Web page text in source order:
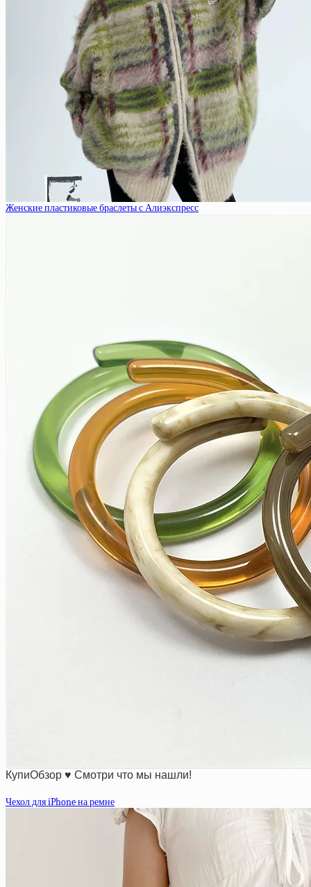
Женские пластиковые браслеты с Алиэкспресс
КупиОбзор ♥ Смотри что мы нашли!
Чехол для iPhone на ремне